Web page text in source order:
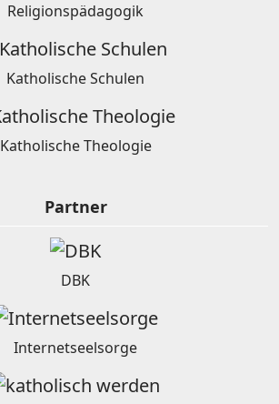
Religionspädagogik
Katholische Schulen
Katholische Theologie
Partner
DBK
Internetseelsorge